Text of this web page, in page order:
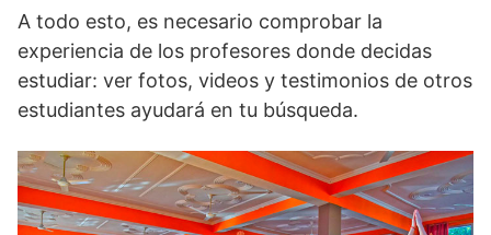
A todo esto, es necesario comprobar la
experiencia de los profesores donde decidas
estudiar: ver fotos, videos y testimonios de otros
estudiantes ayudará en tu búsqueda.